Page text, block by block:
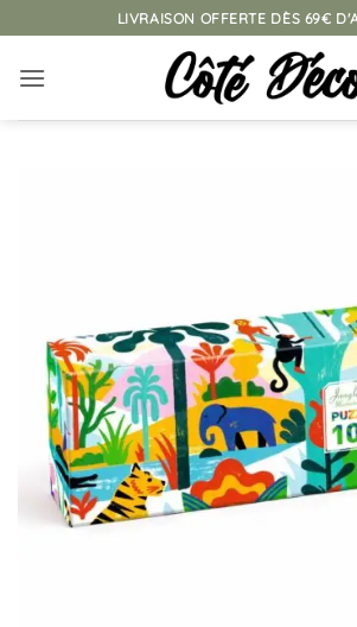
au
contenu
LIVRAISON OFFERTE DÈS 69€